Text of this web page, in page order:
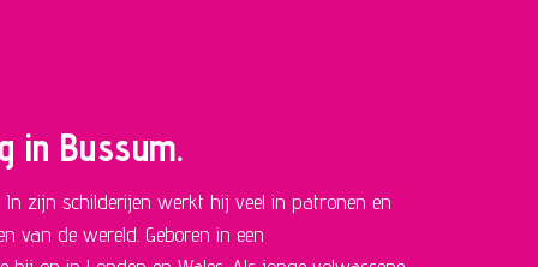
in Bussum.
zijn schilderijen werkt hij veel in patronen en
van de wereld. Geboren in een